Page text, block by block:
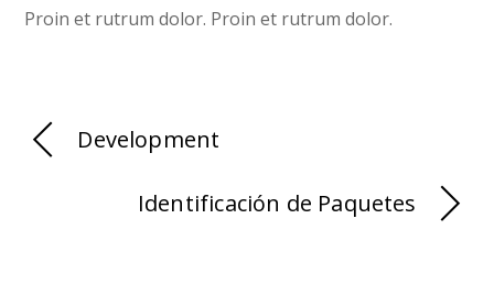
Proin et rutrum dolor. Proin et rutrum dolor.
Development
Identificación de Paquetes